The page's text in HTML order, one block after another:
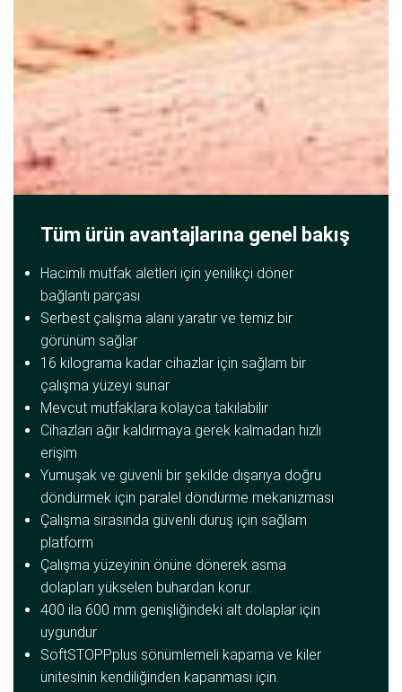
Tüm ürün avantajlarına genel bakış
Hacimli mutfak aletleri için yenilikçi döner
bağlantı parçası
Serbest çalışma alanı yaratır ve temiz bir
görünüm sağlar
16 kilograma kadar cihazlar için sağlam bir
çalışma yüzeyi sunar
Mevcut mutfaklara kolayca takılabilir
Cihazları ağır kaldırmaya gerek kalmadan hızlı
erişim
Yumuşak ve güvenli bir şekilde dışarıya doğru
döndürmek için paralel döndürme mekanizması
Çalışma sırasında güvenli duruş için sağlam
platform
Çalışma yüzeyinin önüne dönerek asma
dolapları yükselen buhardan korur.
400 ila 600 mm genişliğindeki alt dolaplar için
uygundur
SoftSTOPPplus sönümlemeli kapama ve kiler
ünitesinin kendiliğinden kapanması için.